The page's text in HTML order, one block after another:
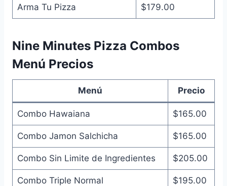
Arma Tu Pizza $179.00
Nine Minutes Pizza Combos
Menú Precios
Menú Precio
Combo Hawaiana $165.00
Combo Jamon Salchicha $165.00
Combo Sin Limite de Ingredientes $205.00
Combo Triple Normal $195.00